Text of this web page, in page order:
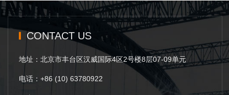
CONTACT US
地址：北京市丰台区汉威国际4区2号楼8层07-09单元
电话：+86 (10) 63780922